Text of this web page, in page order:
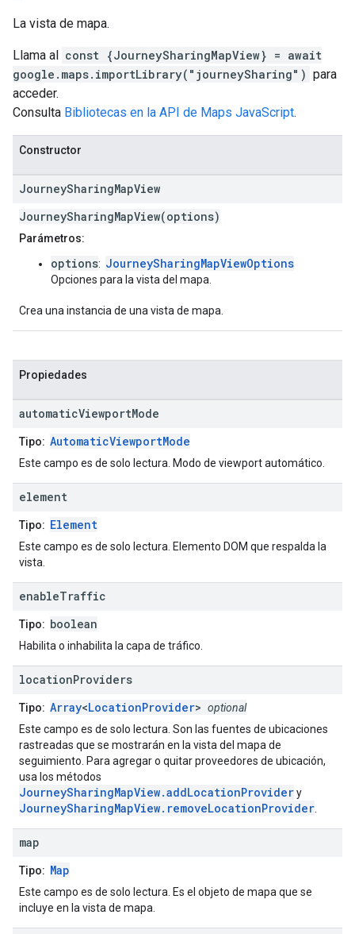
La vista de mapa.
Llama al const {JourneySharingMapView} = await
google.maps.importLibrary("journeySharing") para
acceder.
Consulta Bibliotecas en la API de Maps JavaScript.
Constructor
JourneySharingMapView
JourneySharingMapView(options)
Parámetros:
options: JourneySharingMapViewOptions
Opciones para la vista del mapa.
Crea una instancia de una vista de mapa.
Propiedades
automaticViewportMode
Tipo: AutomaticViewportMode
Este campo es de solo lectura. Modo de viewport automático.
element
Tipo: Element
Este campo es de solo lectura. Elemento DOM que respalda la
vista.
enableTraffic
Tipo: boolean
Habilita o inhabilita la capa de tráfico.
locationProviders
Tipo: Array<LocationProvider> optional
Este campo es de solo lectura. Son las fuentes de ubicaciones
rastreadas que se mostrarán en la vista del mapa de
seguimiento. Para agregar o quitar proveedores de ubicación,
usa los métodos
JourneySharingMapView.addLocationProvidery
JourneySharingMapView.removeLocationProvider
map
Tipo: Map
Este campo es de solo lectura. Es el objeto de mapa que se
incluye en la vista de mapa.